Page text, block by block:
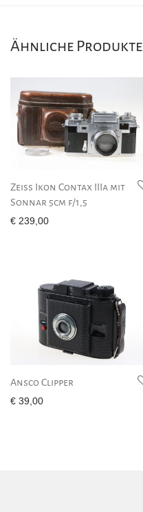
Ähnliche Produkte
Zeiss Ikon Contax IIIa mit
Sonnar 5cm f/1,5
€ 239,00
Ansco Clipper
€ 39,00